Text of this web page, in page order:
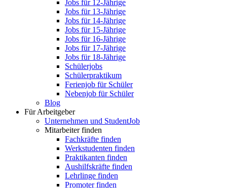
Jobs für 12-Jährige
Jobs für 13-Jährige
Jobs für 14-Jährige
Jobs für 15-Jährige
Jobs für 16-Jährige
Jobs für 17-Jährige
Jobs für 18-Jährige
Schülerjobs
Schülerpraktikum
Ferienjob für Schüler
Nebenjob für Schüler
Blog
Für Arbeitgeber
Unternehmen und StudentJob
Mitarbeiter finden
Fachkräfte finden
Werkstudenten finden
Praktikanten finden
Aushilfskräfte finden
Lehrlinge finden
Promoter finden